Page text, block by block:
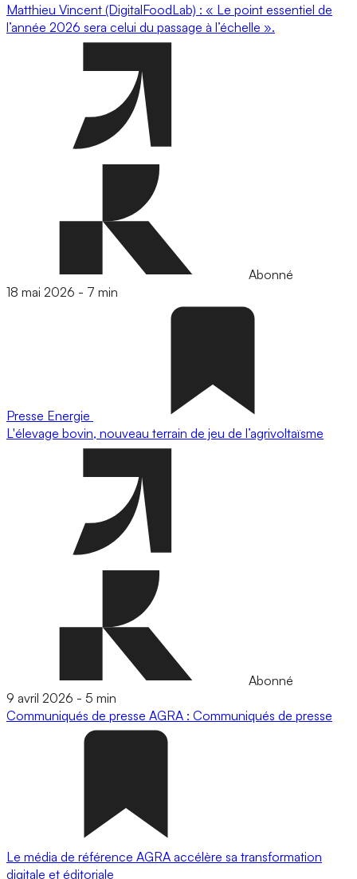
Matthieu Vincent (DigitalFoodLab) : « Le point essentiel de
l’année 2026 sera celui du passage à l’échelle ».
Abonné
18 mai 2026 - 7 min
Presse Energie
L'élevage bovin, nouveau terrain de jeu de l’agrivoltaïsme
Abonné
9 avril 2026 - 5 min
Communiqués de presse AGRA : Communiqués de presse
Le média de référence AGRA accélère sa transformation
digitale et éditoriale